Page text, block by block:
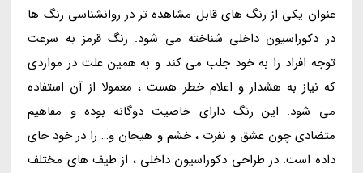
عنوان یکی از رنگ های قابل مشاهده تر در روانشناسی رنگ ها
در دکوراسیون داخلی شناخته می شود. رنگ قرمز به سرعت
توجه افراد را به خود جلب می کند و به همین علت در مواردی
که نیاز به هشدار و اعلام خطر هست ، معمولا از آن استفاده
می شود. این رنگ دارای خاصیت دوگانه بوده و مفاهیم
متضادی چون عشق و نفرت ، خشم و هیجان و… را در خود جای
داده است. در طراحی دکوراسیون داخلی ، از طیف های مختلف